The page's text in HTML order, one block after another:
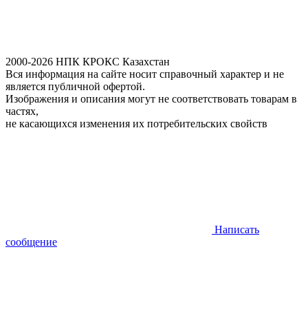
2000-2026 НПК КРОКС Казахстан
Вся информация на сайте носит справочный характер и не
является публичной офертой.
Изображения и описания могут не соответствовать товарам в
частях,
не касающихся изменения их потребительских свойств
Написать
сообщение